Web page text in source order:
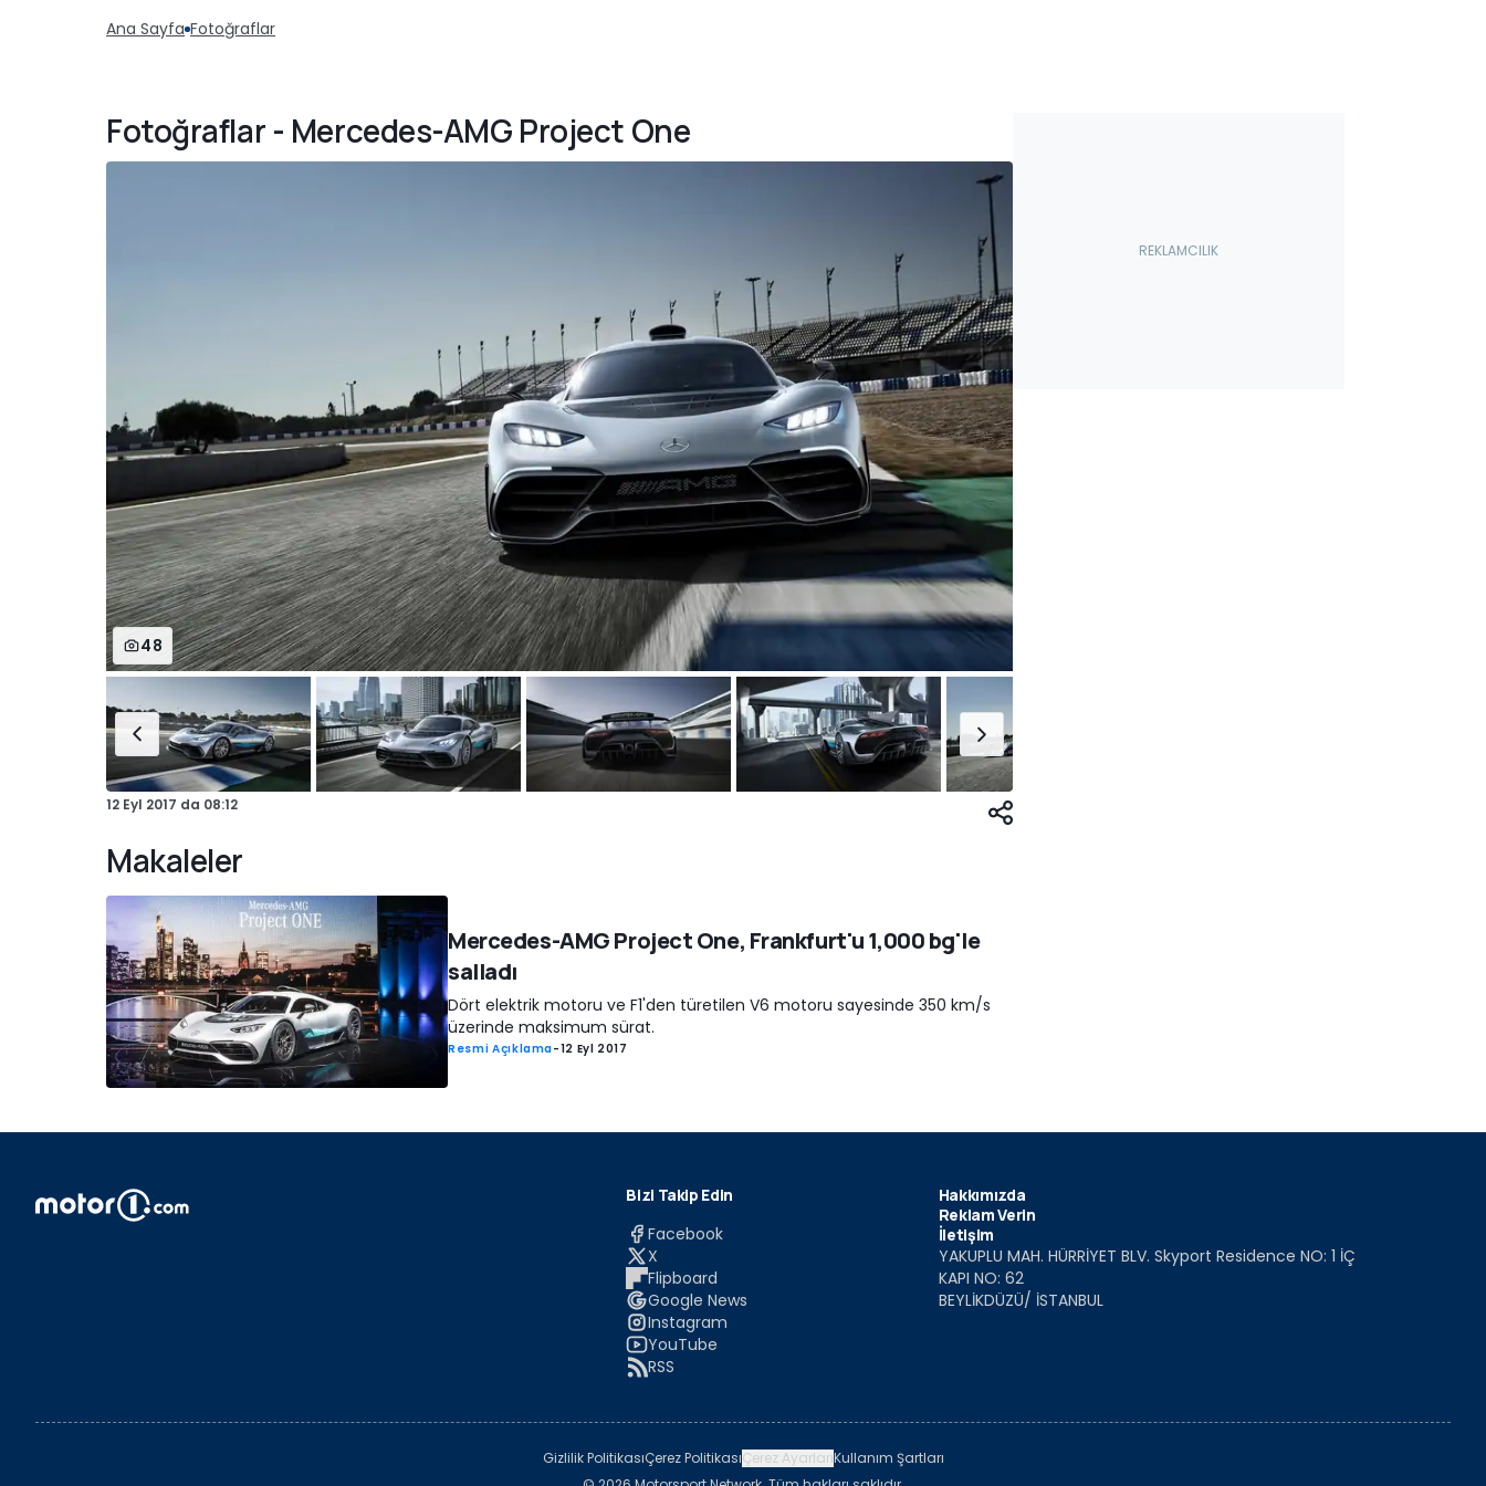
Ana Sayfa Fotoğraflar
Fotoğraflar - Mercedes-AMG Project One
48
12 Eyl 2017 da 08:12
Makaleler
Mercedes-AMG Project One, Frankfurt'u 1,000 bg'le
salladı
Dört elektrik motoru ve F1'den türetilen V6 motoru sayesinde 350 km/s
üzerinde maksimum sürat.
Resmi Açıklama-12 Eyl 2017
Bizi Takip Edin
Facebook
X
Flipboard
Google News
Instagram
YouTube
RSS
Hakkımızda
Reklam Verin
İletişim
YAKUPLU MAH. HÜRRİYET BLV. Skyport Residence NO: 1 İÇ
KAPI NO: 62
BEYLİKDÜZÜ/ İSTANBUL
Gizlilik PolitikasıÇerez PolitikasıÇerez AyarlarıKullanım Şartları